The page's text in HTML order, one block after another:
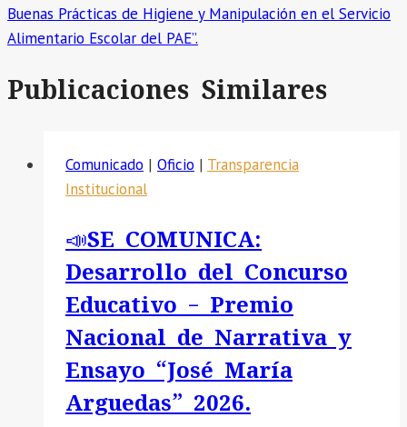
Buenas Prácticas de Higiene y Manipulación en el Servicio
Alimentario Escolar del PAE”.
Publicaciones Similares
Comunicado | Oficio | Transparencia
Institucional
📣SE COMUNICA:
Desarrollo del Concurso
Educativo – Premio
Nacional de Narrativa y
Ensayo “José María
Arguedas” 2026.